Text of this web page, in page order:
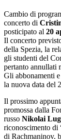
Cambio di
concerto di
posticipato al 20
Il concerto
della Spezia, la
gli studenti del
pertanto annullati
Gli abbonamenti
la nuova data del
Il prossimo
promossa dalla
russo Nikolai
riconoscimento di
di Rachmaninov,